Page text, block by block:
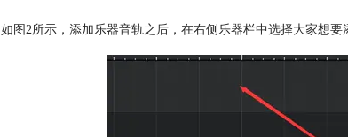
如图2所示，添加乐器音轨之后，在右侧乐器栏中选择大家想要